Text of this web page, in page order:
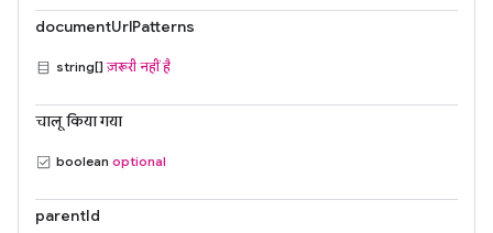
documentUrlPatterns
string[]ज़रूरी नहीं है
चालू किया गया
boolean optional
parentId